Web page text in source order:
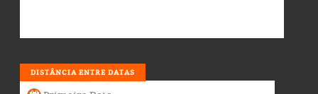
DISTÂNCIA ENTRE DATAS